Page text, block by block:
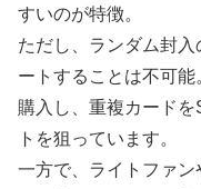
すいのが特徴。
ただし、ランダム封
ートすることは不可
購入し、重複カード
トを狙っています。
一方で、ライトファン